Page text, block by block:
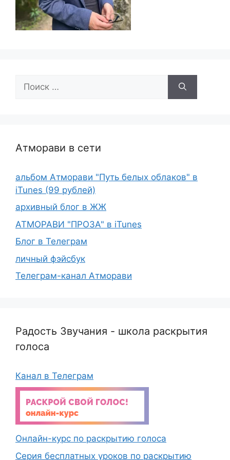
Атморави в сети
альбом Атморави "Путь белых облаков" в
iTunes (99 рублей)
архивный блог в ЖЖ
АТМОРАВИ "ПРОЗА" в iTunes
Блог в Телеграм
личный фэйсбук
Телеграм-канал Атморави
Радость Звучания - школа раскрытия
голоса
Канал в Телеграм
Онлайн-курс по раскрытию голоса
Серия бесплатных уроков по раскрытию